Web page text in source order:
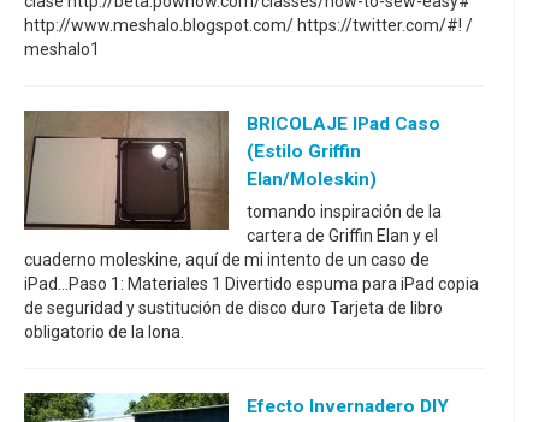
http://www.meshalo.blogspot.com/ https://twitter.com/#! /
meshalo1
BRICOLAJE IPad Caso
(estilo Griffin
Elan/Moleskin)
tomando inspiración de la
cartera de Griffin Elan y el
cuaderno moleskine, aquí de mi intento de un caso de
iPad...Paso 1: Materiales 1 Divertido espuma para iPad copia
de seguridad y sustitución de disco duro Tarjeta de libro
obligatorio de la lona.
Efecto Invernadero DIY